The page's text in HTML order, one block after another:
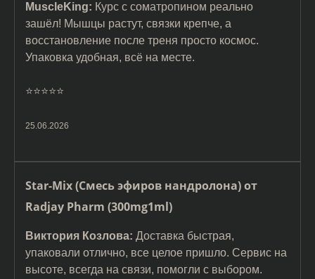
MuscleKing: Курс с соматропином реально
зашёл! Мышцы растут, связки крепче, а
восстановление после треня просто космос.
Упаковка удобная, всё на месте.
⭐️⭐️⭐️⭐️⭐️
25.06.2026
Star-Mix (Смесь эфиров нандролона) от
Radjay Pharm (300mg1ml)
Виктория Козлова: Доставка быстрая,
упаковали отлично, все целое пришло. Сервис на
высоте, всегда на связи, помогли с выбором.